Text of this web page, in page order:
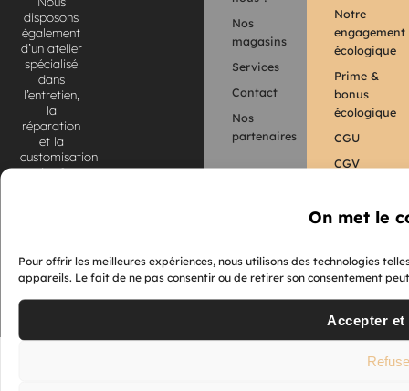
On met le
Pour offrir les meilleures expériences, nous utilisons des technologies
appareils. Le fait de ne pas consentir ou de retirer son consentement
Accepter et
disposons
également
d’un atelier
spécialisé
dans
l’entretien,
la
réparation
et la
customisation
des 2
coordonnées
et nos
Nos
magasins
Services
Contact
Nos
partenaires
Notre
engagement
écologique
Prime &
bonus
écologique
CGU
CGV